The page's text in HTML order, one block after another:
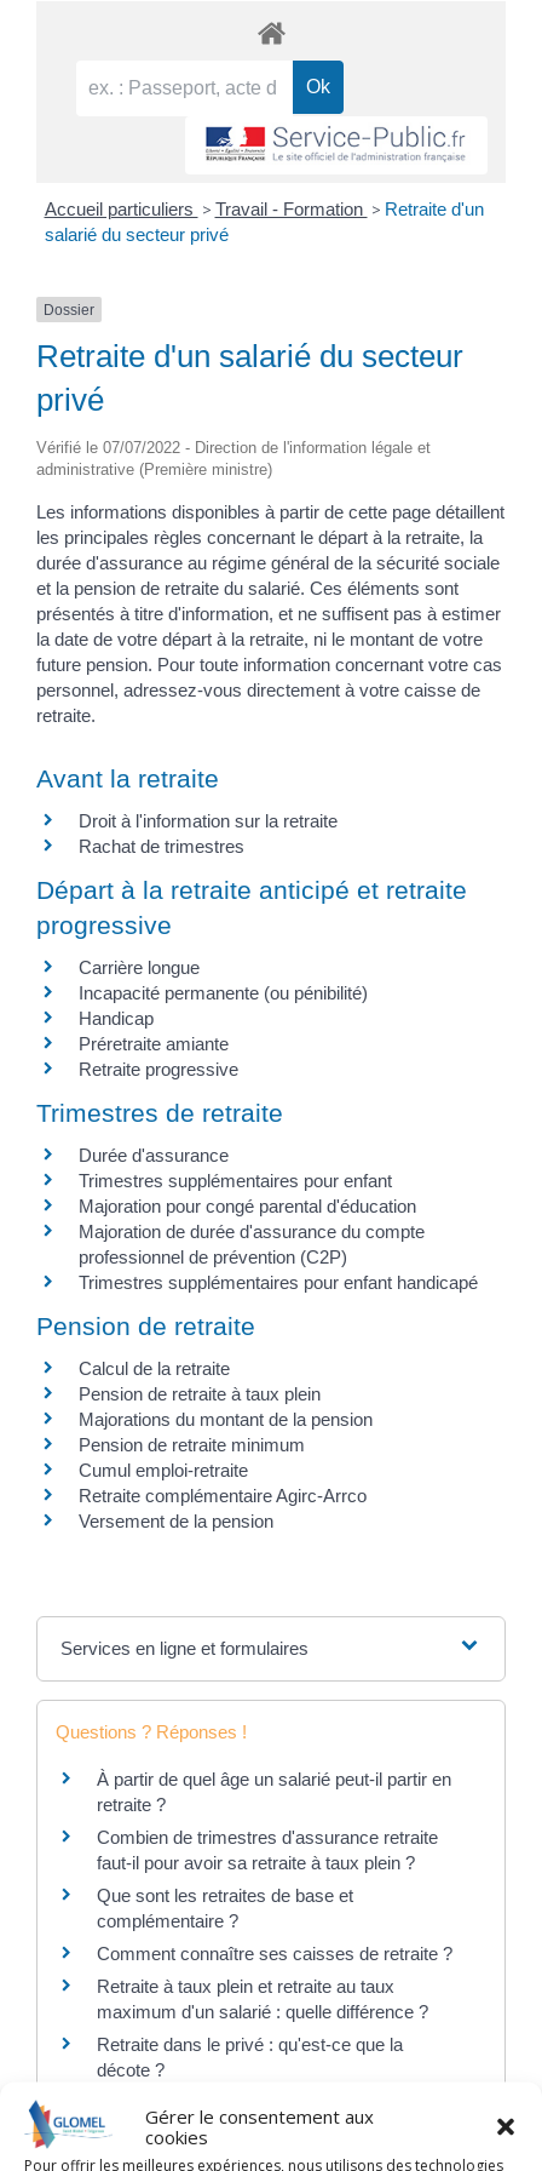
Gérer le consentement aux
cookies
Pour offrir les meilleures expériences, nous utilisons des technologies
Accueil particuliers > Travail - Formation > Retraite d'un
salarié du secteur privé
Dossier
Retraite d'un salarié du secteur
privé
Vérifié le 07/07/2022 - Direction de l'information légale et
administrative (Première ministre)
Les informations disponibles à partir de cette page détaillent
les principales règles concernant le départ à la retraite, la
durée d'assurance au régime général de la sécurité sociale
et la pension de retraite du salarié. Ces éléments sont
présentés à titre d'information, et ne suffisent pas à estimer
la date de votre départ à la retraite, ni le montant de votre
future pension. Pour toute information concernant votre cas
personnel, adressez-vous directement à votre caisse de
retraite.
Avant la retraite
Droit à l'information sur la retraite
Rachat de trimestres
Départ à la retraite anticipé et retraite
progressive
Carrière longue
Incapacité permanente (ou pénibilité)
Handicap
Préretraite amiante
Retraite progressive
Trimestres de retraite
Durée d'assurance
Trimestres supplémentaires pour enfant
Majoration pour congé parental d'éducation
Majoration de durée d'assurance du compte
professionnel de prévention (C2P)
Trimestres supplémentaires pour enfant handicapé
Pension de retraite
Calcul de la retraite
Pension de retraite à taux plein
Majorations du montant de la pension
Pension de retraite minimum
Cumul emploi-retraite
Retraite complémentaire Agirc-Arrco
Versement de la pension
Services en ligne et formulaires
Questions ? Réponses !
À partir de quel âge un salarié peut-il partir en
retraite ?
Combien de trimestres d'assurance retraite
faut-il pour avoir sa retraite à taux plein ?
Que sont les retraites de base et
complémentaire ?
Comment connaître ses caisses de retraite ?
Retraite à taux plein et retraite au taux
maximum d'un salarié : quelle différence ?
Retraite dans le privé : qu'est-ce que la
décote ?
effets sur la retraite (AVPF) ?
Quelles sont les conditions ouvrant droit à une